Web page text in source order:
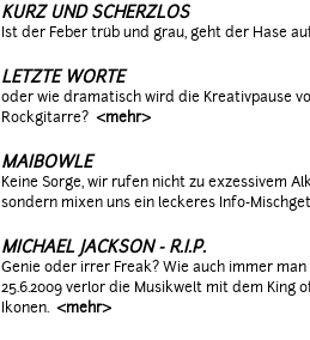
KURZ UND SCHERZLOS
Ist der Feber trüb und grau, geht der Hase
LETZTE WORTE
oder wie dramatisch wird die Kreativpause
Rockgitarre? <mehr>
MAIBOWLE
Keine Sorge, wir rufen nicht zu exzessivem
sondern mixen uns ein leckeres Info-
MICHAEL JACKSON - R.I.P.
Genie oder irrer Freak? Wie auch immer
25.6.2009 verlor die Musikwelt mit dem King
Ikonen. <mehr>